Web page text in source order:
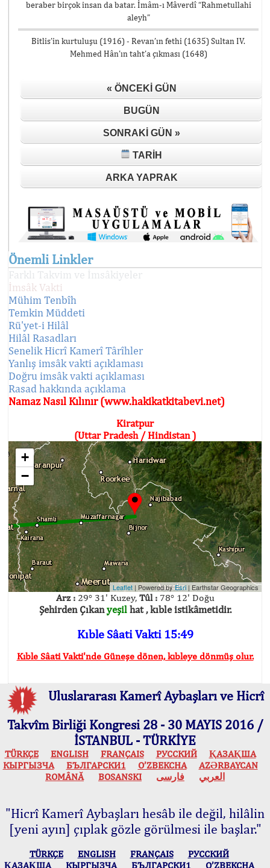
beraber birçok insan da batar. İmâm-ı Mâverdî “Rahmetullahi
aleyh”
Bitlis’in kurtuluşu (1916) - Revan’ın fethi (1635) Sultan IV.
Mehmed Hân’ın taht’a çıkması (1648)
« ÖNCEKI GÜN
BUGÜN
SONRAKI GÜN »
TARIH
ARKA YAPRAK
Önemli Linkler
Farklı Takvim ve İmsâkiyeler
İmsâk Vakti
Mühim Tenbîh
Temkin Müddeti
Rü'yet-i Hilâl
Hilâl Rasadları
Senelik Hicrî Kamerî Târîhler
Yanlış imsâk vakti açıklaması
Doğru imsâk vakti açıklaması
Rasad hakkında açıklama
Namaz Nasıl Kılınır (www.hakikatkitabevi.net)
Kiratpur
(Uttar Pradesh / Hindistan )
+
−
Leaflet | Powered byEsri | Earthstar Geographics
Arz :29° 31' Kuzey, Tûl :78° 12' Doğu
Şehirden Çıkanyeşilhat , kıble istikâmetidir.
Kıble Sâati Vakti 15:49
Kıble Sâati Vakti'nde Güneşe dönen, kıbleye dönmüş olur.
Uluslararası Kamerî Aybaşları ve Hicrî
Takvîm Birliği Kongresi 28 - 30 MAYIS 2016 /
İSTANBUL - TÜRKİYE
TÜRKÇE ENGLISH FRANÇAIS РУССКИЙ
ҚАЗАҚША
КЫPГЫЗЧA
БЪЛГАРСКИ1 O’ZBEKCHA
AZӘRBAYCAN
ROMÂNĂ
BOSANSKI العربي فارسی
"Hicrî Kamerî Aybaşları hesâb ile değil, hilâlin
[yeni ayın] çıplak gözle görülmesi ile başlar."
TÜRKÇE ENGLISH FRANÇAIS
РУССКИЙ
ҚАЗАҚША
КЫPГЫЗЧA БЪЛГАРСКИ1 O’ZBEKCHA